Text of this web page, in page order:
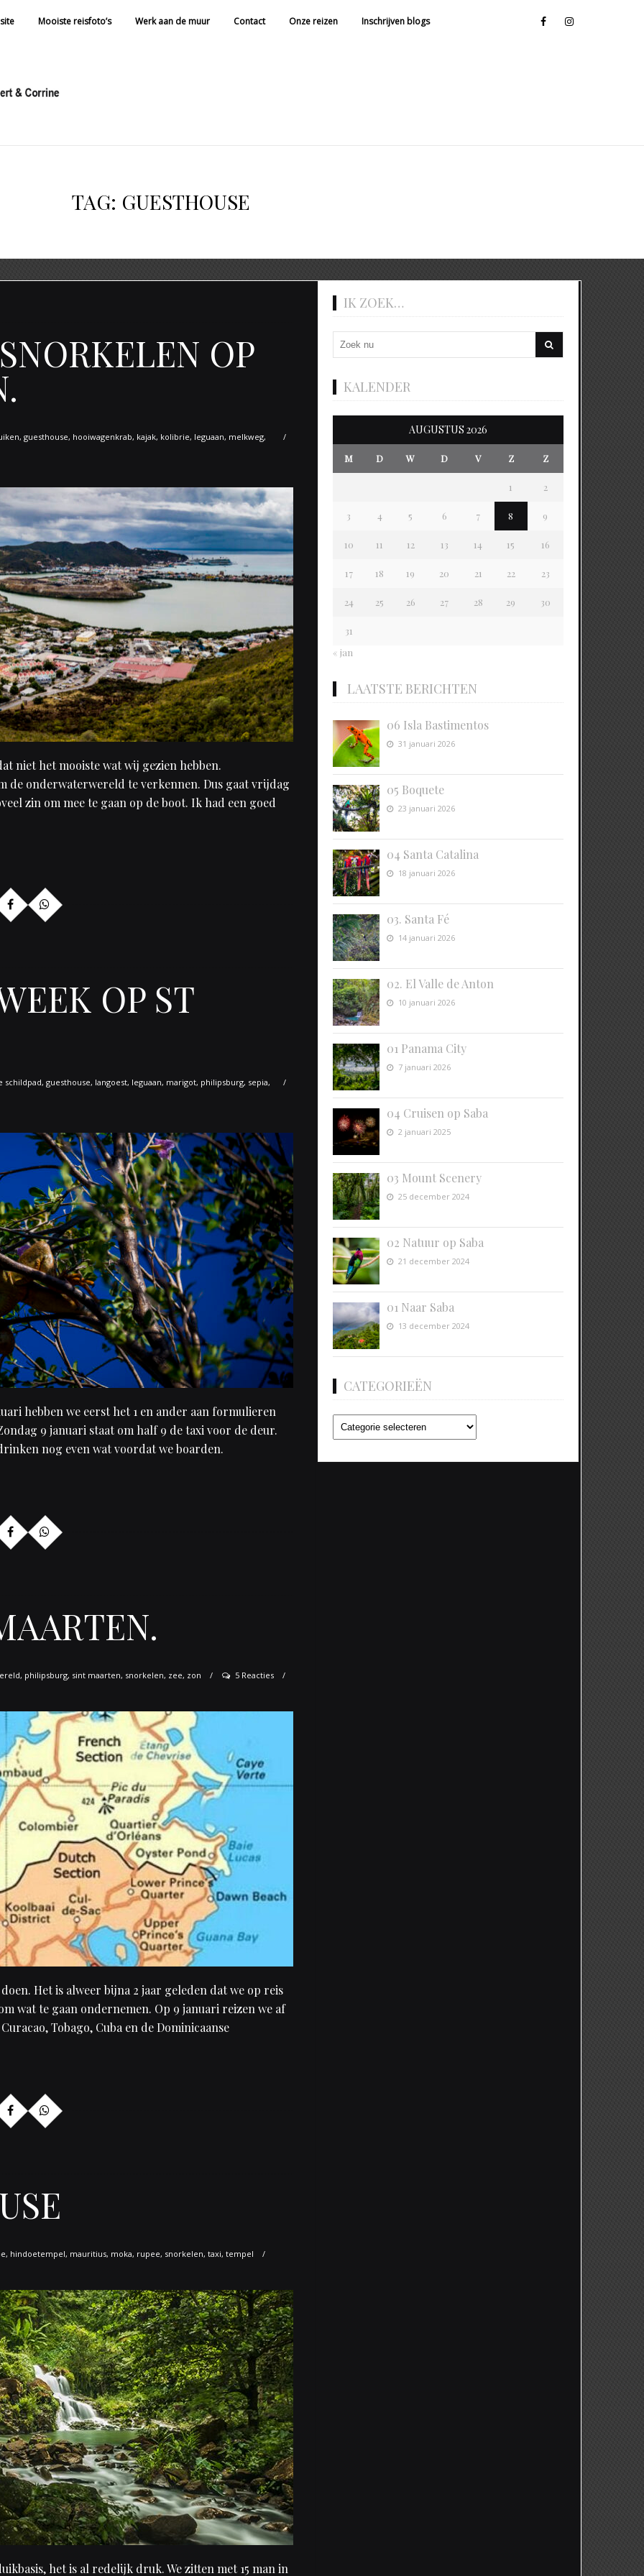
Mooiste reisfoto’s Werk aan de muur Contact Onze reizen Inschrijven blogs facebookinstagram
TAG: GUESTHOUSE
OP
, guesthouse, hooiwagenkrab, kajak, kolibrie, leguaan, melkweg,
niet het mooiste wat wij gezien hebben.
de onderwaterwereld te verkennen. Dus gaat vrijdag
zin om mee te gaan op de boot. Ik had een goed
OP ST
schildpad, guesthouse, langoest, leguaan, marigot, philipsburg, sepia,
hebben we eerst het 1 en ander aan formulieren
9 januari staat om half 9 de taxi voor de deur.
nog even wat voordat we boarden.
, philipsburg, sint maarten, snorkelen, zee, zon
5 Reacties
Het is alweer bijna 2 jaar geleden dat we op reis
wat te gaan ondernemen. Op 9 januari reizen we af
Tobago, Cuba en de Dominicaanse
, hindoetempel, mauritius, moka, rupee, snorkelen, taxi, tempel
het is al redelijk druk. We zitten met 15 man in
IK ZOEK…
KALENDER
AUGUSTUS 2026
M D W D V Z Z
1 2
3 4 5 6 7 8 9
10 11 12 13 14 15 16
17 18 19 20 21 22 23
24 25 26 27 28 29 30
31
« jan
LAATSTE BERICHTEN
06 Isla Bastimentos
31 januari 2026
05 Boquete
23 januari 2026
04 Santa Catalina
18 januari 2026
03. Santa Fé
14 januari 2026
02. El Valle de Anton
10 januari 2026
01 Panama City
7 januari 2026
04 Cruisen op Saba
2 januari 2025
03 Mount Scenery
25 december 2024
02 Natuur op Saba
21 december 2024
01 Naar Saba
13 december 2024
CATEGORIEËN
Categorieën